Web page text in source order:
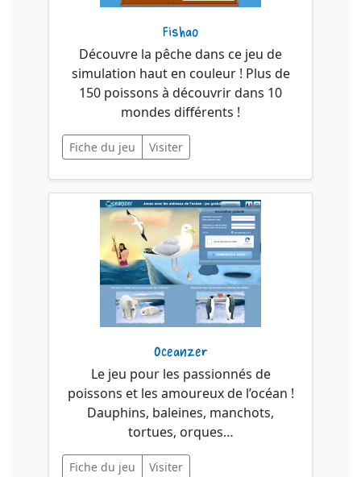
Fishao
Découvre la pêche dans ce jeu de
simulation haut en couleur ! Plus de
150 poissons à découvrir dans 10
mondes différents !
Fiche du jeu Visiter
Oceanzer
Le jeu pour les passionnés de
poissons et les amoureux de l’océan !
Dauphins, baleines, manchots,
tortues, orques…
Fiche du jeu Visiter